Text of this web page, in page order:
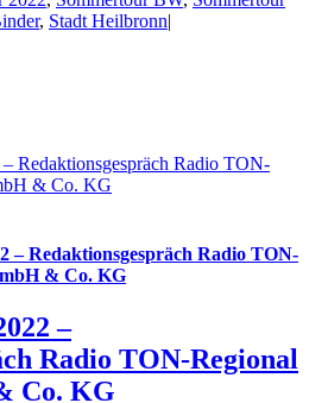
, Stadt Heilbronn|
Redaktionsgespräch Radio TON-
& Co. KG
– Redaktionsgespräch Radio TON-
& Co. KG
–
Radio TON-Regional
Co. KG